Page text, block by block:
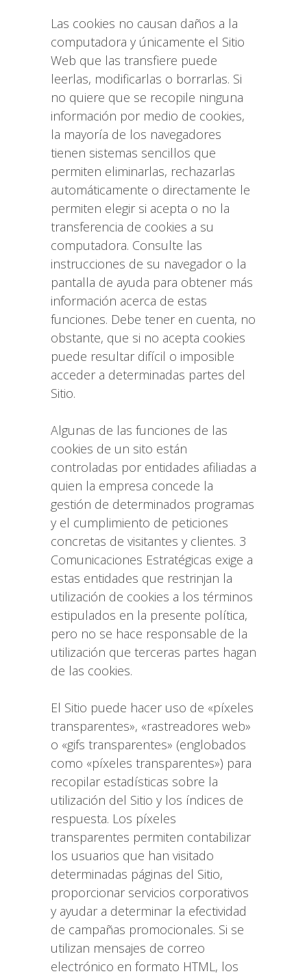
Las cookies no causan daños a la
computadora y únicamente el Sitio
Web que las transfiere puede
leerlas, modificarlas o borrarlas. Si
no quiere que se recopile ninguna
información por medio de cookies,
la mayoría de los navegadores
tienen sistemas sencillos que
permiten eliminarlas, rechazarlas
automáticamente o directamente le
permiten elegir si acepta o no la
transferencia de cookies a su
computadora. Consulte las
instrucciones de su navegador o la
pantalla de ayuda para obtener más
información acerca de estas
funciones. Debe tener en cuenta, no
obstante, que si no acepta cookies
puede resultar difícil o imposible
acceder a determinadas partes del
Sitio.
Algunas de las funciones de las
cookies de un sito están
controladas por entidades afiliadas a
quien la empresa concede la
gestión de determinados programas
y el cumplimiento de peticiones
concretas de visitantes y clientes. 3
Comunicaciones Estratégicas exige a
estas entidades que restrinjan la
utilización de cookies a los términos
estipulados en la presente política,
pero no se hace responsable de la
utilización que terceras partes hagan
de las cookies.
El Sitio puede hacer uso de «píxeles
transparentes», «rastreadores web»
o «gifs transparentes» (englobados
como «píxeles transparentes») para
recopilar estadísticas sobre la
utilización del Sitio y los índices de
respuesta. Los píxeles
transparentes permiten contabilizar
los usuarios que han visitado
determinadas páginas del Sitio,
proporcionar servicios corporativos
y ayudar a determinar la efectividad
de campañas promocionales. Si se
utilizan mensajes de correo
electrónico en formato HTML, los